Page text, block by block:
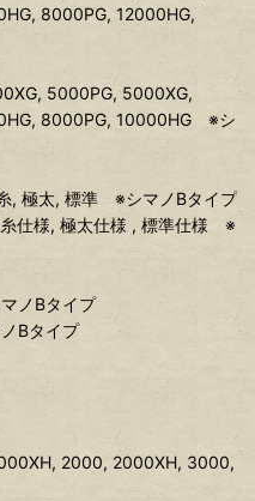
8000PG, 12000HG,
5000PG, 5000XG,
8000PG, 10000HG ※シ
, 極太, 標準 ※シマノBタイプ
仕様, 極太仕様 , 標準仕様 ※
ノBタイプ
Bタイプ
2000, 2000XH, 3000,